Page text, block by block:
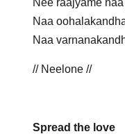
Nee raajyame
Naa
Naa
// Neelone //
Spread the love